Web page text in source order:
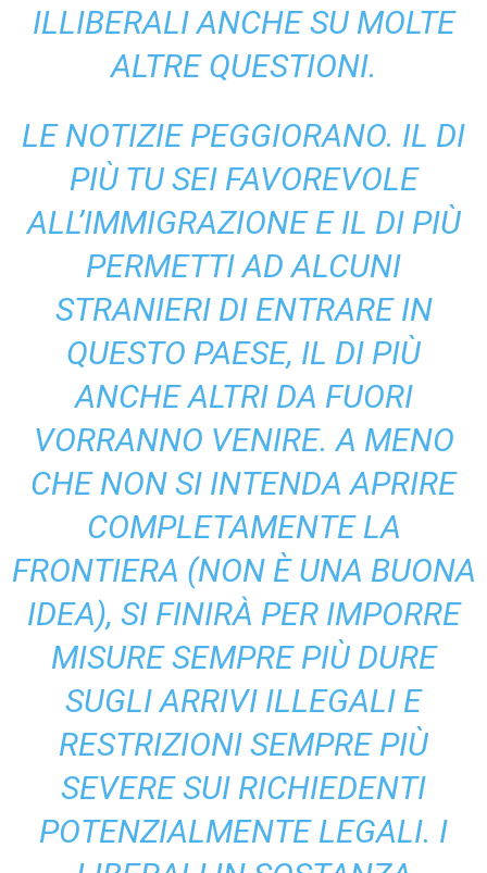
ILLIBERALI ANCHE SU MOLTE
ALTRE QUESTIONI.
LE NOTIZIE PEGGIORANO. IL DI
PIÙTU SEI FAVOREVOLE
ALL’IMMIGRAZIONE E IL DI PIÙ
PERMETTI AD ALCUNI
STRANIERI DI ENTRARE IN
QUESTO PAESE, IL DI PIÙ
ANCHE ALTRI DA FUORI
VORRANNO VENIRE. A MENO
CHE NON SI INTENDA APRIRE
COMPLETAMENTE LA
FRONTIERA (NON È UNA BUONA
IDEA), SI FINIRÀ PER IMPORRE
MISURE SEMPRE PIÙ DURE
SUGLI ARRIVI ILLEGALI E
RESTRIZIONI SEMPRE PIÙ
SEVERE SUI RICHIEDENTI
POTENZIALMENTE LEGALI. I